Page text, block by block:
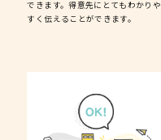
できます。得意先にとてもわかりや
すく伝えることができます。